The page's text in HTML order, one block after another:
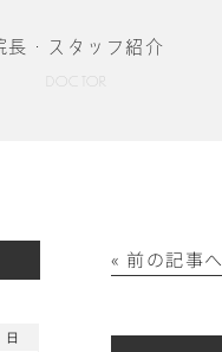
長・スタッフ紹介
DOCTOR
« 前の記事へ
日